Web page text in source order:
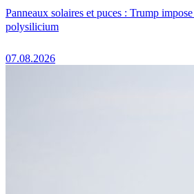
Panneaux solaires et puces : Trump
polysilicium
07.08.2026